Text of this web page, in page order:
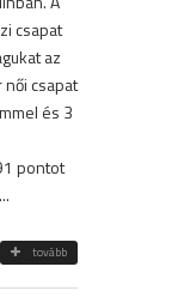
csapat
az
női csapat
és 3
pontot
...
tovább